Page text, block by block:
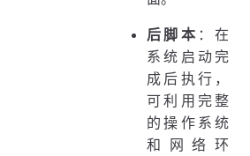
后脚本 ：在
系统启动完
成后执行，
可利用完整
的操作系统
和网络环